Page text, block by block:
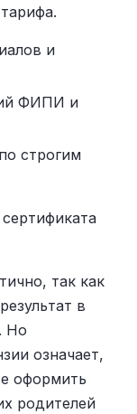
и
ФИПИ и
строгим
так как
в
Но
означает,
оформить
родителей